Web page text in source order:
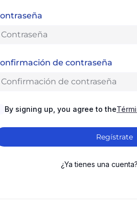
de contraseña
By signing up, you agree to the
Regístrate
¿Ya tienes una cuenta?